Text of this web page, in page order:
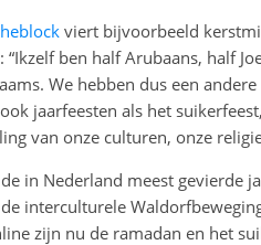
viert bijvoorbeeld
ben half Arubaans, half
We hebben dus een
jaarfeesten als het
van onze culturen, onze
in Nederland meest gevierde
interculturele
zijn nu de ramadan en het